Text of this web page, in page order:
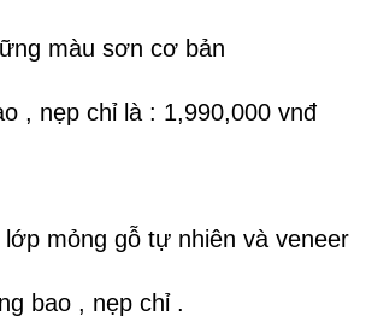
màu sơn cơ bản
, nẹp chỉ là : 1,990,000 vnđ
mỏng gỗ tự nhiên và veneer
bao , nẹp chỉ .